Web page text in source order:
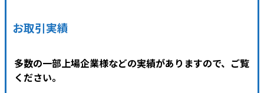
お取引実績
多数の一部上場企業様などの実績がありますので、ご覧
ください。